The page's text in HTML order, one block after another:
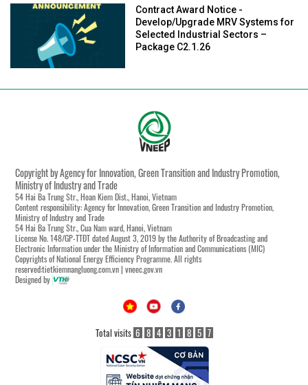
Contract Award Notice -
Develop/Upgrade MRV Systems for
Selected Industrial Sectors –
Package C2.1.26
Copyright by Agency for Innovation, Green Transition and Industry Promotion,
Ministry of Industry and Trade
54 Hai Ba Trung Str., Hoan Kiem Dist., Hanoi, Vietnam
Content responsibility: Agency for Innovation, Green Transition and Industry Promotion,
Ministry of Industry and Trade
54 Hai Ba Trung Str., Cua Nam ward, Hanoi, Vietnam
License No. 148/GP-TTĐT dated August 3, 2019 by the Authority of Broadcasting and
Electronic Information under the Ministry of Information and Communications (MIC)
Copyrights of National Energy Efficiency Programme. All rights
reserved:tietkiemnangluong.com.vn | vneec.gov.vn
Designed by
Total visits 6 8 4 3 1 8 5 7